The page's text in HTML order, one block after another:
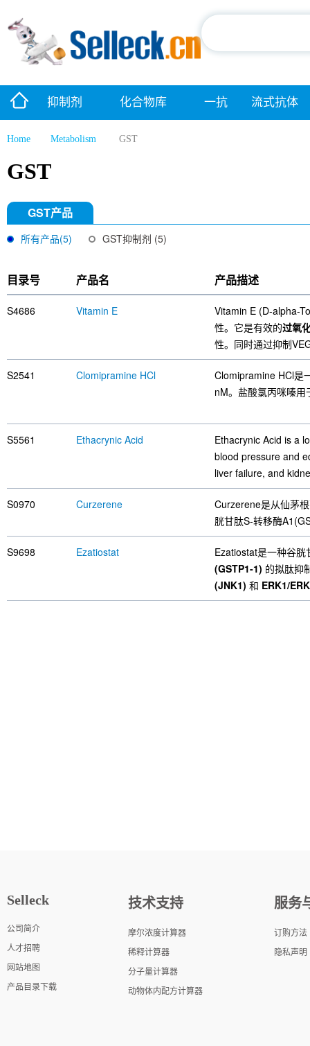
抑制剂 化合物库 一抗 流式抗体
Home Metabolism GST
GST
GST产品
所有产品(5) GST抑制剂 (5)
目录号 产品名 产品描述
S4686 Vitamin E
Vitamin E (D-alpha-
性。它是有效的过氧
性。同时通过抑制
S2541 Clomipramine HCl
Clomipramine HCl是
nM。盐酸氯丙咪嗪
S5561 Ethacrynic Acid
Ethacrynic Acid is a
blood pressure and
liver failure, and
S0970 Curzerene
Curzerene是从仙茅
胱甘肽S-转移酶
S9698 Ezatiostat
Ezatiostat是一种谷
(GSTP1-1) 的拟肽抑
(JNK1) 和 ERK1/
Selleck
公司简介
人才招聘
网站地图
产品目录下载
技术支持
摩尔浓度计算器
稀释计算器
分子量计算器
动物体内配方计算器
服务
订购方法
隐私声明